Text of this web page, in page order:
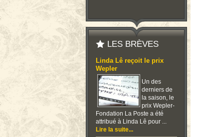
LES BRÈVES
Linda Lê reçoit le prix
Wepler
Un des
derniers de
la saison, le
prix Wepler-
Fondation La Poste a été
attribué à Linda Lê pour ...
Lire la suite...